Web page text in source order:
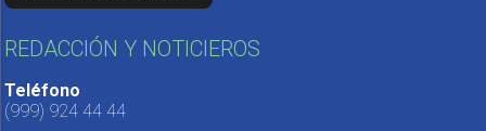
REDACCIÓN Y NOTICIEROS
Teléfono
(999) 924 44 44